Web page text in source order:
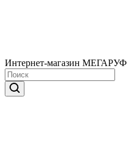
Интернет-магазин МЕГАРУФ